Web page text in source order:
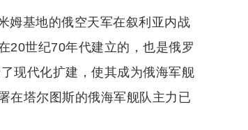
姆基地的俄空天军在叙利亚内战
20世纪70年代建立的，也是俄罗
现代化扩建，使其成为俄海军舰
在塔尔图斯的俄海军舰队主力已